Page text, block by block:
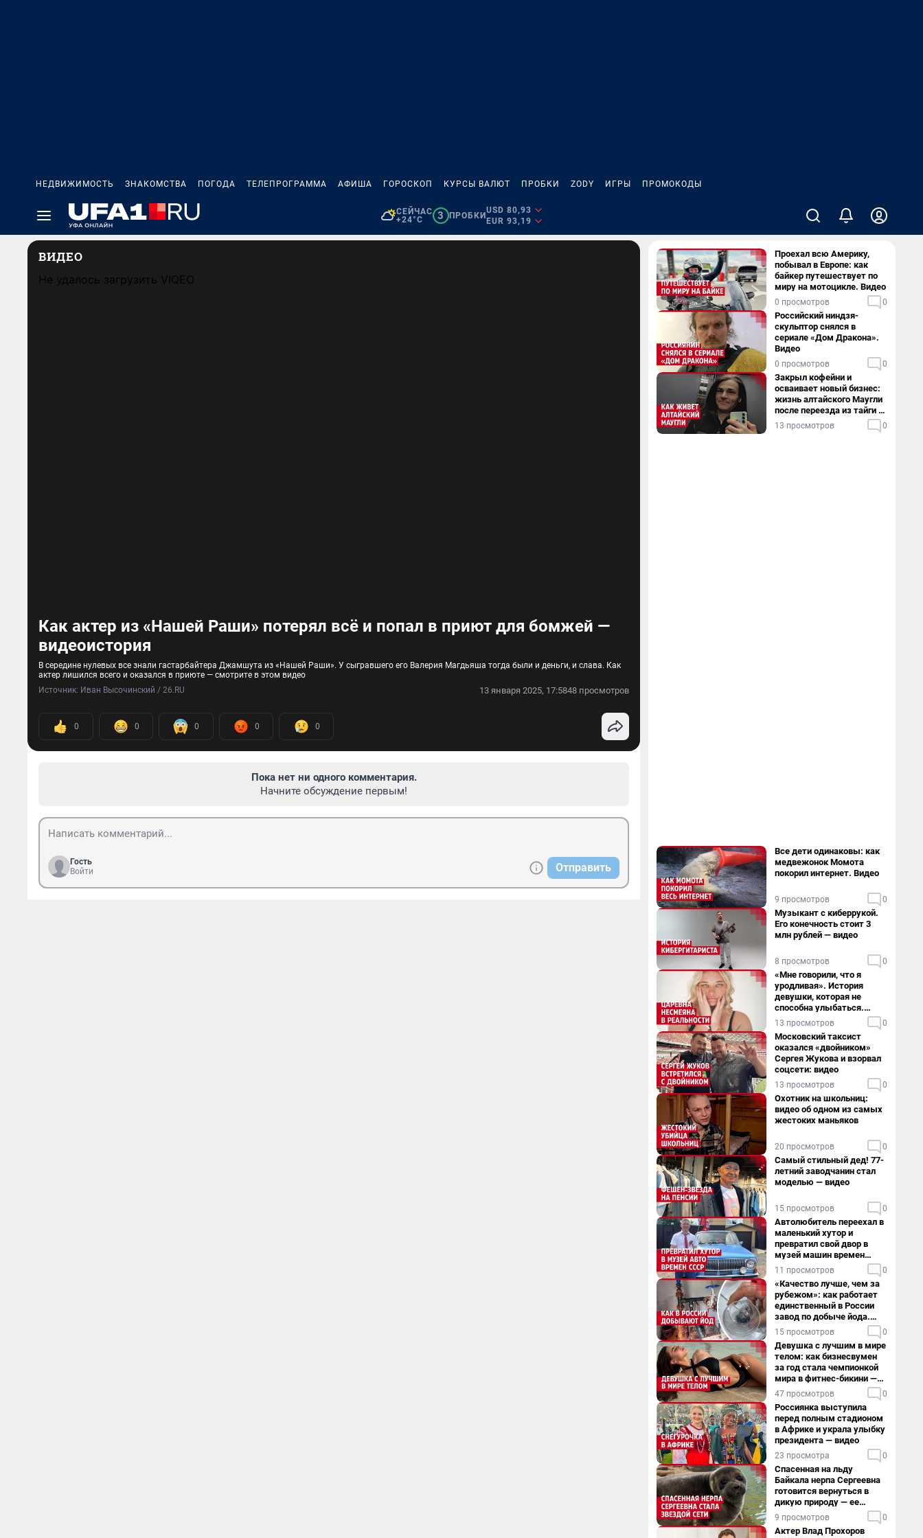
НЕДВИЖИМОСТЬ ЗНАКОМСТВА ПОГОДА ТЕЛЕПРОГРАММА АФИША ГОРОСКОП КУРСЫ ВАЛЮТ ПРОБКИ ZODY ИГРЫ ПРОМОКОДЫ
СЕЙЧАС
+24°C
3 ПРОБКИ
USD 80,93
EUR 93,19
ВИДЕО
Не удалось загрузить VIQEO
Как актер из «Нашей Раши» потерял всё и попал в приют для бомжей —
видеоистория
В середине нулевых все знали гастарбайтера Джамшута из «Нашей Раши». У сыгравшего его Валерия Магдьяша тогда были и деньги, и слава. Как
актер лишился всего и оказался в приюте — смотрите в этом видео
Источник: Иван Высочинский / 26.RU 13 января 2025, 17:5848 просмотров
0 0 0 0 0
Пока нет ни одного комментария.
Начните обсуждение первым!
Гость
Войти
Отправить
Проехал всю Америку,
побывал в Европе: как
байкер путешествует по
миру на мотоцикле. Видео
0 просмотров 0
Российский ниндзя-
скульптор снялся в
сериале «Дом Дракона».
Видео
0 просмотров 0
Закрыл кофейни и
осваивает новый бизнес:
жизнь алтайского Маугли
после переезда из тайги в
столицу
13 просмотров 0
Все дети одинаковы: как
медвежонок Момота
покорил интернет. Видео
9 просмотров 0
Музыкант с киберрукой.
Его конечность стоит 3
млн рублей — видео
8 просмотров 0
«Мне говорили, что я
уродливая». История
девушки, которая не
способна улыбаться.
Видео
13 просмотров 0
Московский таксист
оказался «двойником»
Сергея Жукова и взорвал
соцсети: видео
13 просмотров 0
Охотник на школьниц:
видео об одном из самых
жестоких маньяков
20 просмотров 0
Самый стильный дед! 77-
летний заводчанин стал
моделью — видео
15 просмотров 0
Автолюбитель переехал в
маленький хутор и
превратил свой двор в
музей машин времен
СССР. Видео
11 просмотров 0
«Качество лучше, чем за
рубежом»: как работает
единственный в России
завод по добыче йода.
Видео
15 просмотров 0
Девушка с лучшим в мире
телом: как бизнесвумен
за год стала чемпионкой
мира в фитнес-бикини —
видео
47 просмотров 0
Россиянка выступила
перед полным стадионом
в Африке и украла улыбку
президента — видео
23 просмотра 0
Спасенная на льду
Байкала нерпа Сергеевна
готовится вернуться в
дикую природу — ее
видеоистория
9 просмотров 0
Актер Влад Прохоров